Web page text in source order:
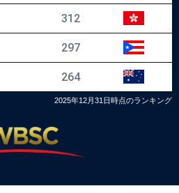
- 12.13
312
297
264
2025年12月31日時点のランキング